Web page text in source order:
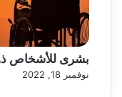
بشرى للأشخاص
نوفمبر 18, 2022